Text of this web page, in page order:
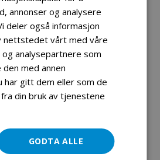
1500
EN590 / BS2869 klasse A2
annonser og analysere
deler også informasjon
nettstedet vårt med våre
analysepartnere som
den med annen
har gitt dem eller som de
din bruk av tjenestene
GODTA ALLE